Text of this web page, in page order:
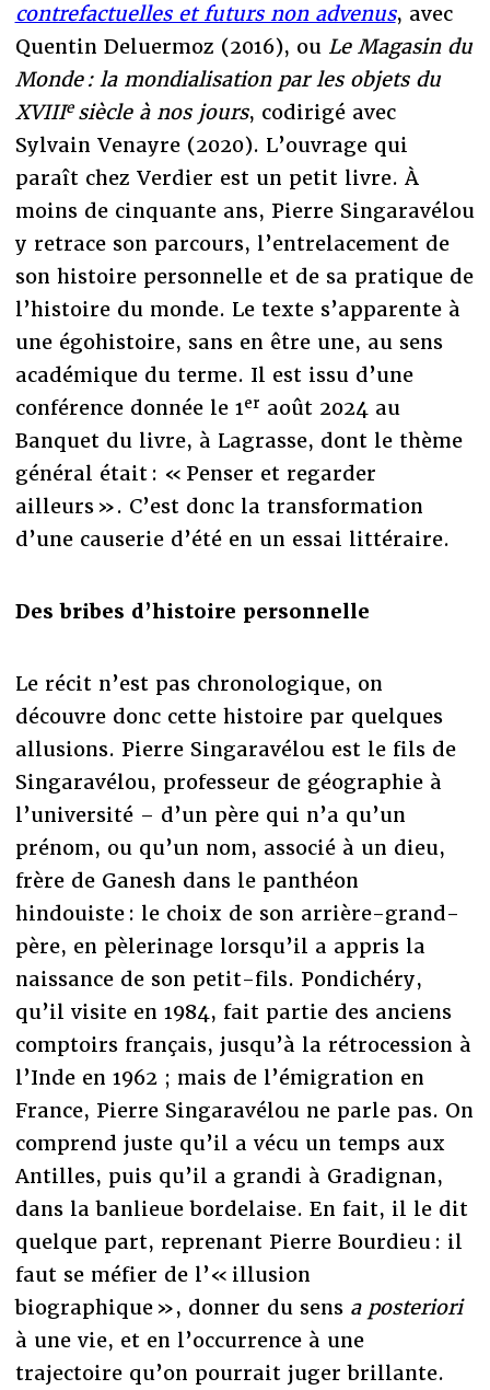
contrefactuelles et futurs non advenus, avec
Quentin Deluermoz (2016), ou Le Magasin du
Monde : la mondialisation par les objets du
XVIIIe siècle à nos jours, codirigé avec
Sylvain Venayre (2020). L’ouvrage qui
paraît chez Verdier est un petit livre. À
moins de cinquante ans, Pierre Singaravélou
y retrace son parcours, l’entrelacement de
son histoire personnelle et de sa pratique de
l’histoire du monde. Le texte s’apparente à
une égohistoire, sans en être une, au sens
académique du terme. Il est issu d’une
conférence donnée le 1er août 2024 au
Banquet du livre, à Lagrasse, dont le thème
général était : « Penser et regarder
ailleurs ». C’est donc la transformation
d’une causerie d’été en un essai littéraire.
Des bribes d’histoire personnelle
Le récit n’est pas chronologique, on
découvre donc cette histoire par quelques
allusions. Pierre Singaravélou est le fils de
Singaravélou, professeur de géographie à
l’université – d’un père qui n’a qu’un
prénom, ou qu’un nom, associé à un dieu,
frère de Ganesh dans le panthéon
hindouiste : le choix de son arrière-grand-
père, en pèlerinage lorsqu’il a appris la
naissance de son petit-fils. Pondichéry,
qu’il visite en 1984, fait partie des anciens
comptoirs français, jusqu’à la rétrocession à
l’Inde en 1962 ; mais de l’émigration en
France, Pierre Singaravélou ne parle pas. On
comprend juste qu’il a vécu un temps aux
Antilles, puis qu’il a grandi à Gradignan,
dans la banlieue bordelaise. En fait, il le dit
quelque part, reprenant Pierre Bourdieu : il
faut se méfier de l’« illusion
biographique », donner du sens a posteriori
à une vie, et en l’occurrence à une
trajectoire qu’on pourrait juger brillante.